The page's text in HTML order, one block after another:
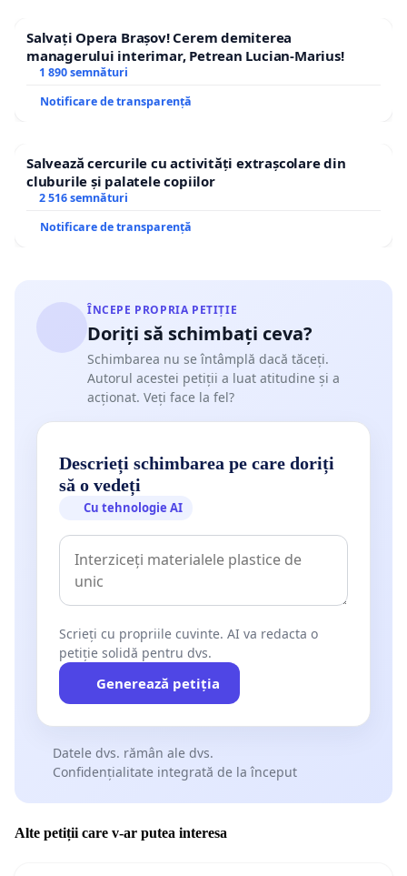
Salvați Opera Brașov! Cerem demiterea
managerului interimar, Petrean Lucian-Marius!
1 890 semnături
Notificare de transparență
Salvează cercurile cu activități extrașcolare din
cluburile și palatele copiilor
2 516 semnături
Notificare de transparență
ÎNCEPE PROPRIA PETIȚIE
Doriți să schimbați ceva?
Schimbarea nu se întâmplă dacă tăceți.
Autorul acestei petiții a luat atitudine și a
acționat. Veți face la fel?
Descrieți schimbarea pe care doriți
să o vedeți
Cu tehnologie AI
Scrieți cu propriile cuvinte. AI va redacta o
petiție solidă pentru dvs.
Generează petiția
Datele dvs. rămân ale dvs.
Confidențialitate integrată de la început
Alte petiții care v-ar putea interesa